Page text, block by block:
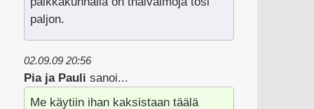
paljon.
02.09.09 20:56
Pia ja Pauli sanoi...
Me käytiin ihan kaksistaan täälä